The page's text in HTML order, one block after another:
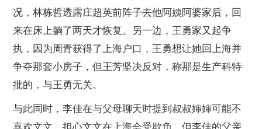
况，林栋哲透露庄超英前阵子去他阿姨阿婆家后，回
来在床上躺了两天才恢复。另一边，王勇家又起争
执，因为周青获得了上海户口，王勇想让她回上海并
争夺那套小房子，但王芳坚决反对，称那是生产科特
批的，与王勇无关。
与此同时，李佳在与父母聊天时提到叔叔婶婶可能不
喜欢文文，担心文文在上海会受欺负。但李佳的父亲